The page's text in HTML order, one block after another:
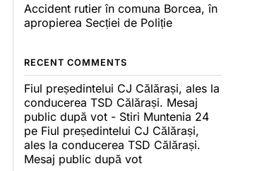
Accident rutier în comuna Borcea, în
apropierea Secției de Poliție
RECENT COMMENTS
Fiul președintelui CJ Călărași, ales la
conducerea TSD Călărași. Mesaj
public după vot - Stiri Muntenia 24
pe Fiul președintelui CJ Călărași,
ales la conducerea TSD Călărași.
Mesaj public după vot